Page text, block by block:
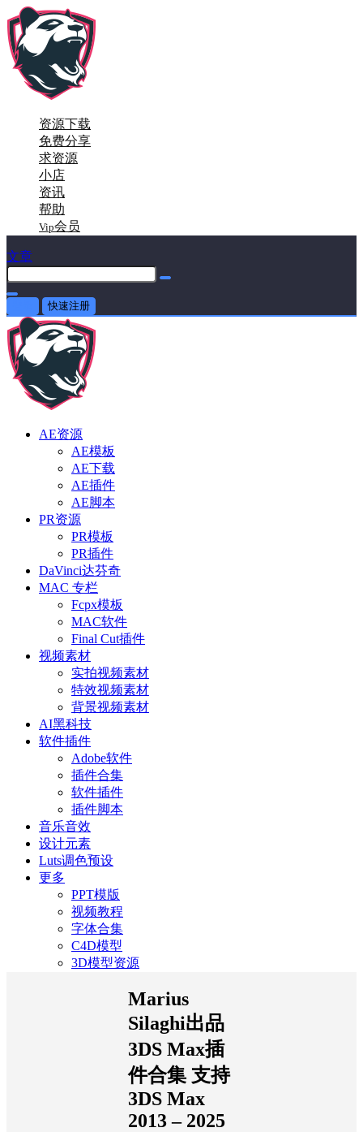
资源下载
免费分享
求资源
小店
资讯
帮助
Vip会员
文章
快速注册
AE资源
AE模板
AE下载
AE插件
AE脚本
PR资源
PR模板
PR插件
DaVinci达芬奇
MAC 专栏
Fcpx模板
MAC软件
Final Cut插件
视频素材
实拍视频素材
特效视频素材
背景视频素材
AI黑科技
软件插件
Adobe软件
插件合集
软件插件
插件脚本
音乐音效
设计元素
Luts调色预设
更多
PPT模版
视频教程
字体合集
C4D模型
3D模型资源
Marius
Silaghi出品
3DS Max插
件合集 支持
3DS Max
2013 – 2025